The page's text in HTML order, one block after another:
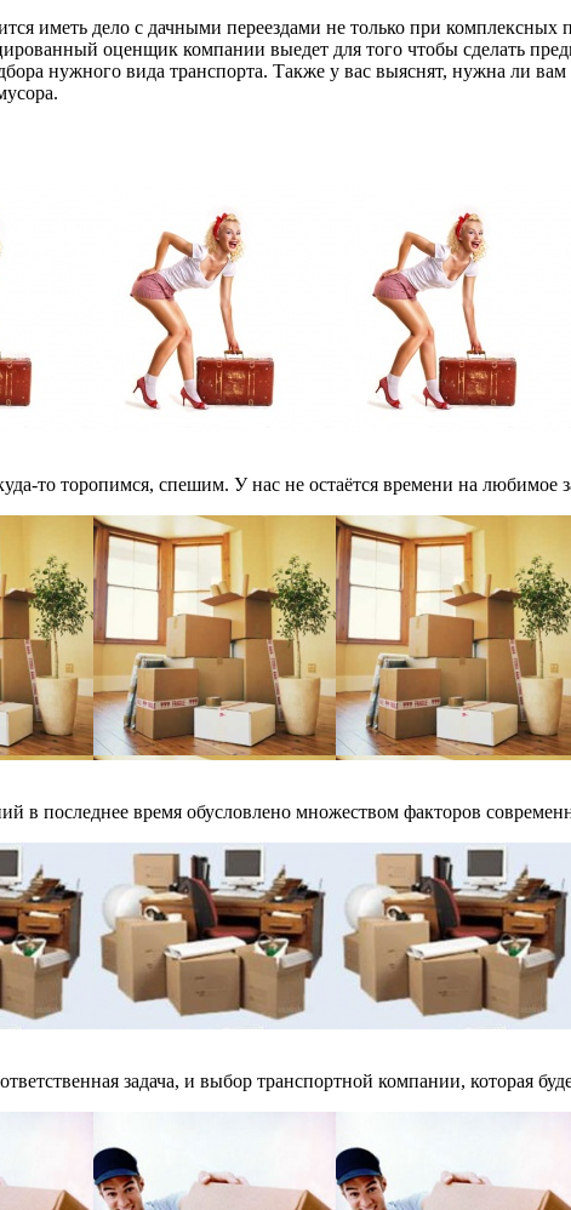
иметь дело с дачными переездами не только при комплексных
оценщик компании выедет для того чтобы сделать
нужного вида транспорта. Также у вас выяснят, нужна ли
то торопимся, спешим. У нас не остаётся времени на любимое
в последнее время обусловлено множеством факторов
задача, и выбор транспортной компании, которая